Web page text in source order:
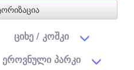
ციხე / კოშკი
ეროვნული პარკი